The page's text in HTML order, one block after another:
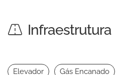
Infraestrutura
Elevador Gás Encanado